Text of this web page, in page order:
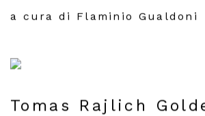
a cura di Flaminio Gualdoni
Tomas Rajlich